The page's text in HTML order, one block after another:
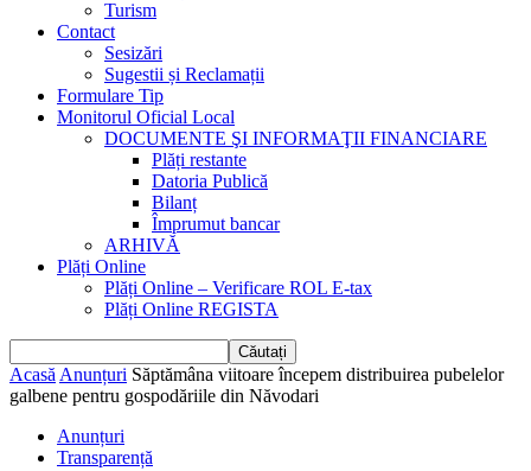
Turism
Contact
Sesizări
Sugestii și Reclamații
Formulare Tip
Monitorul Oficial Local
DOCUMENTE ŞI INFORMAŢII FINANCIARE
Plăți restante
Datoria Publică
Bilanț
Împrumut bancar
ARHIVĂ
Plăți Online
Plăți Online – Verificare ROL E-tax
Plăți Online REGISTA
Acasă Anunțuri Săptămâna viitoare începem distribuirea pubelelor
galbene pentru gospodăriile din Năvodari
Anunțuri
Transparență